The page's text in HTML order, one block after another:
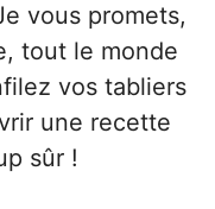
vous promets,
tout le monde
vos tabliers
une recette
sûr !